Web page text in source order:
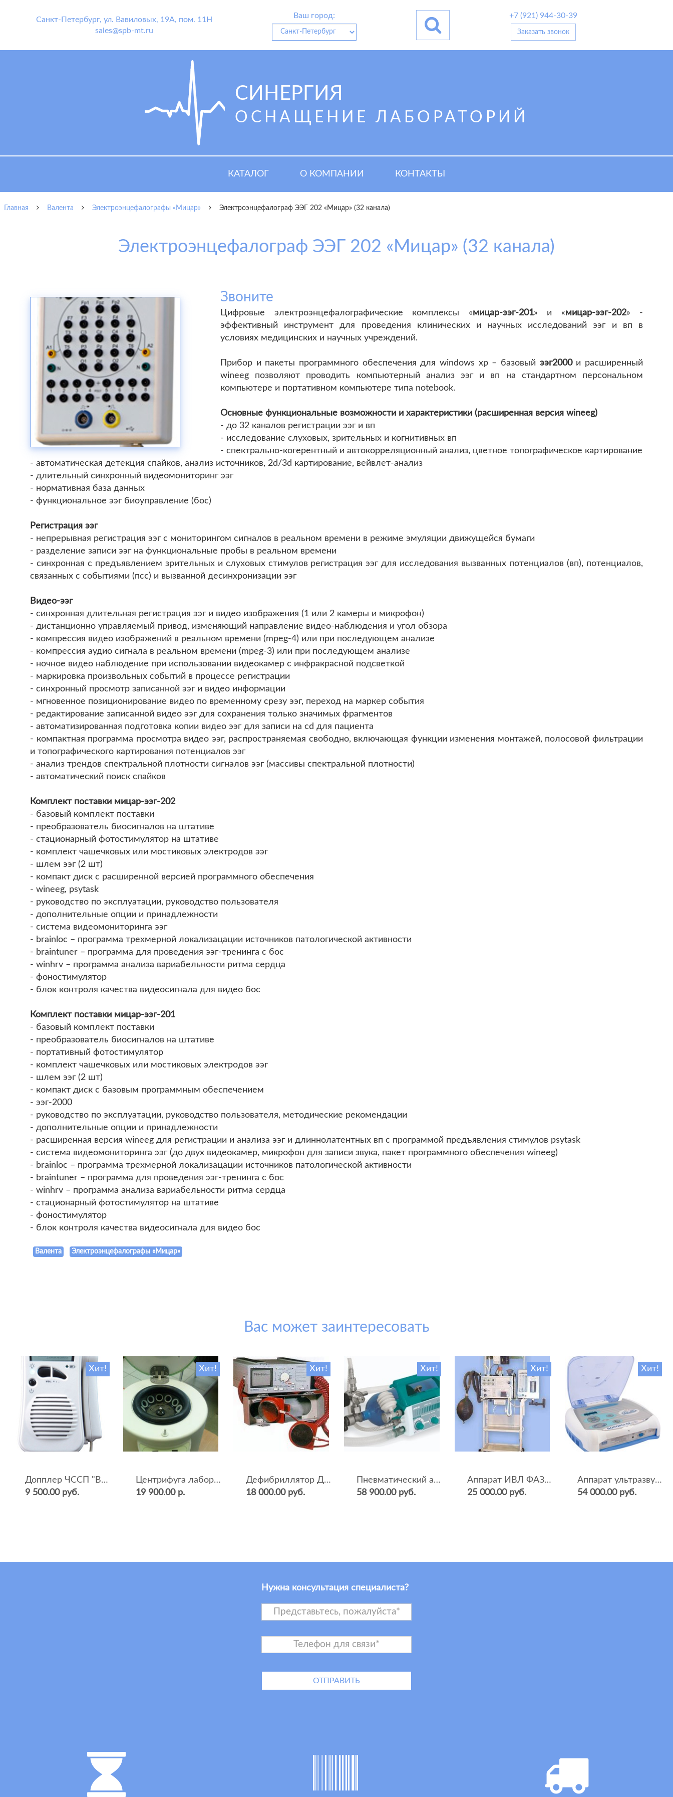
Санкт-Петербург, ул. Вавиловых, 19А, пом. 11Н
sales@spb-mt.ru
Ваш город: +7 (921) 944-30-39
Заказать звонок
СИНЕРГИЯ
ОСНАЩЕНИЕ ЛАБОРАТОРИЙ
КАТАЛОГ О КОМПАНИИ КОНТАКТЫ
Главная Валента Электроэнцефалографы «Мицар» Электроэнцефалограф ЭЭГ 202 «Мицар» (32 канала)
Электроэнцефалограф ЭЭГ 202 «Мицар» (32 канала)
Звоните
Цифровые электроэнцефалографические комплексы «мицар-ээг-201» и «мицар-ээг-202» -
эффективный инструмент для проведения клинических и научных исследований ээг и вп в
условиях медицинских и научных учреждений.
Прибор и пакеты программного обеспечения для windows xp – базовый ээг2000и расширенный
wineeg позволяют проводить компьютерный анализ ээг и вп на стандартном персональном
компьютере и портативном компьютере типа notebook.
Основные функциональные возможности и характеристики (расширенная версия wineeg)
- до 32 каналов регистрации ээг и вп
- исследование слуховых, зрительных и когнитивных вп
- спектрально-когерентный и автокорреляционный анализ, цветное топографическое картирование
- автоматическая детекция спайков, анализ источников, 2d/3d картирование, вейвлет-анализ
- длительный синхронный видеомониторинг ээг
- нормативная база данных
- функциональное ээг биоуправление (бос)
Регистрация ээг
- непрерывная регистрация ээг с мониторингом сигналов в реальном времени в режиме эмуляции движущейся бумаги
- разделение записи ээг на функциональные пробы в реальном времени
- синхронная с предъявлением зрительных и слуховых стимулов регистрация ээг для исследования вызванных потенциалов (вп), потенциалов,
связанных с событиями (псс) и вызванной десинхронизации ээг
Видео-ээг
- синхронная длительная регистрация ээг и видео изображения (1 или 2 камеры и микрофон)
- дистанционно управляемый привод, изменяющий направление видео-наблюдения и угол обзора
- компрессия видео изображений в реальном времени (mpeg-4) или при последующем анализе
- компрессия аудио сигнала в реальном времени (mpeg-3) или при последующем анализе
- ночное видео наблюдение при использовании видеокамер с инфракрасной подсветкой
- маркировка произвольных событий в процессе регистрации
- синхронный просмотр записанной ээг и видео информации
- мгновенное позиционирование видео по временному срезу ээг, переход на маркер события
- редактирование записанной видео ээг для сохранения только значимых фрагментов
- автоматизированная подготовка копии видео ээг для записи на cd для пациента
- компактная программа просмотра видео ээг, распространяемая свободно, включающая функции изменения монтажей, полосовой фильтрации
и топографического картирования потенциалов ээг
- анализ трендов спектральной плотности сигналов ээг (массивы спектральной плотности)
- автоматический поиск спайков
Комплект поставки мицар-ээг-202
- базовый комплект поставки
- преобразователь биосигналов на штативе
- стационарный фотостимулятор на штативе
- комплект чашечковых или мостиковых электродов ээг
- шлем ээг (2 шт)
- компакт диск с расширенной версией программного обеспечения
- wineeg, psytask
- руководство по эксплуатации, руководство пользователя
- дополнительные опции и принадлежности
- система видеомониторинга ээг
- brainloc – программа трехмерной локализацации источников патологической активности
- braintuner – программа для проведения ээг-тренинга с бос
- winhrv – программа анализа вариабельности ритма сердца
- фоностимулятор
- блок контроля качества видеосигнала для видео бос
Комплект поставки мицар-ээг-201
- базовый комплект поставки
- преобразователь биосигналов на штативе
- портативный фотостимулятор
- комплект чашечковых или мостиковых электродов ээг
- шлем ээг (2 шт)
- компакт диск с базовым программным обеспечением
- ээг-2000
- руководство по эксплуатации, руководство пользователя, методические рекомендации
- дополнительные опции и принадлежности
- расширенная версия wineeg для регистрации и анализа ээг и длиннолатентных вп с программой предъявления стимулов psytask
- система видеомониторинга ээг (до двух видеокамер, микрофон для записи звука, пакет программного обеспечения wineeg)
- brainloc – программа трехмерной локализацации источников патологической активности
- braintuner – программа для проведения ээг-тренинга с бос
- winhrv – программа анализа вариабельности ритма сердца
- стационарный фотостимулятор на штативе
- фоностимулятор
- блок контроля качества видеосигнала для видео бос
Валента Электроэнцефалографы «Мицар»
Вас может заинтересовать
Хит!
Допплер ЧССП "BF-500++" (фетальный, ультразвуковой)
9 500.00 руб.
Хит!
Центрифуга лабораторная СМ-12 (4000 об.мин, 12 пробирок)
19 900.00 р.
Хит!
Дефибриллятор ДКИ-Н-04
18 000.00 руб.
Хит!
Пневматический аппарат ИВЛ и оксигенотерапии портативный АИВЛп-2/20-«ТМТ»
58 900.00 руб.
Хит!
Аппарат ИВЛ ФАЗА-5НР
25 000.00 руб.
Хит!
Аппарат ультразвуковой терапии Sonopulse (мультичастотный 1 и 3 Мгц)
54 000.00 руб.
Нужна консультация специалиста?